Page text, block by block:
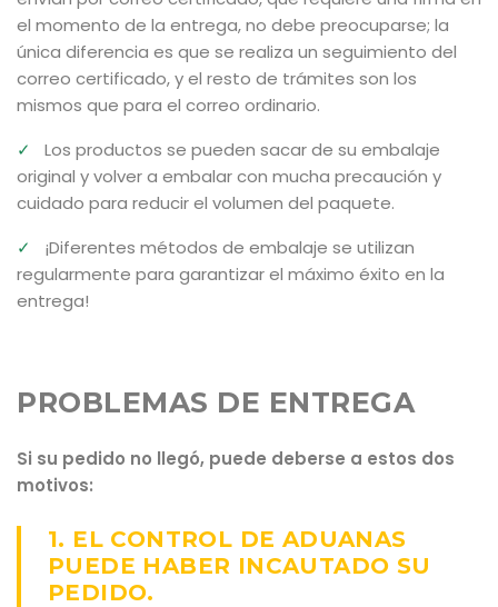
el momento de la entrega, no debe preocuparse; la
única diferencia es que se realiza un seguimiento del
correo certificado, y el resto de trámites son los
mismos que para el correo ordinario.
✓
Los productos se pueden sacar de su embalaje
original y volver a embalar con mucha precaución y
cuidado para reducir el volumen del paquete.
✓
¡Diferentes métodos de embalaje se utilizan
regularmente para garantizar el máximo éxito en la
entrega!
PROBLEMAS DE ENTREGA
Si su pedido no llegó, puede deberse a estos dos
motivos:
1. EL CONTROL DE ADUANAS
PUEDE HABER INCAUTADO SU
PEDIDO.